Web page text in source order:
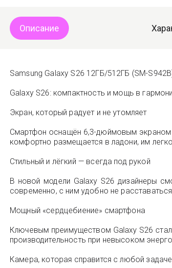
Описание
Samsung Galaxy S26 12ГБ/512ГБ (SM-
Galaxy S26: компактность и мощь в
Экран, который радует и не утомляет
Смартфон оснащён 6,3-дюймовым экраном
комфортно размещается в ладони, им
Стильный и лёгкий — всегда под рукой
В новой модели Galaxy S26 дизайнеры
современно, с ним удобно не
Мощный «сердцебиение» смартфона
Ключевым преимуществом Galaxy S26
производительность при невысоком
Камера, которая справится с любой